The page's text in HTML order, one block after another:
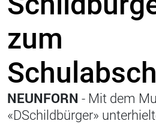
zum
NEUNFORN - Mit dem
«DSchildbürger»